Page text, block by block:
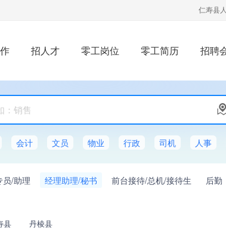
仁寿县
招人才 零工岗位 零工简历 招聘
会计 文员 物业 行政 司机 人事
员/助理 经理助理/秘书 前台接待/总机/接待生 后勤
县 丹棱县